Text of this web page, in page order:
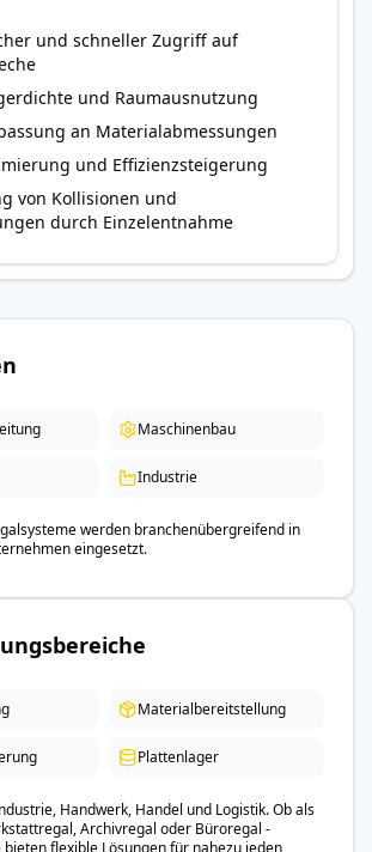
und schneller Zugriff auf
und Raumausnutzung
an Materialabmessungen
und Effizienzsteigerung
von Kollisionen und
durch Einzelentnahme
Maschinenbau
Industrie
werden branchenübergreifend in
eingesetzt.
Materialbereitstellung
Plattenlager
Handwerk, Handel und Logistik. Ob als
Archivregal oder Büroregal -
bieten flexible Lösungen für nahezu jeden